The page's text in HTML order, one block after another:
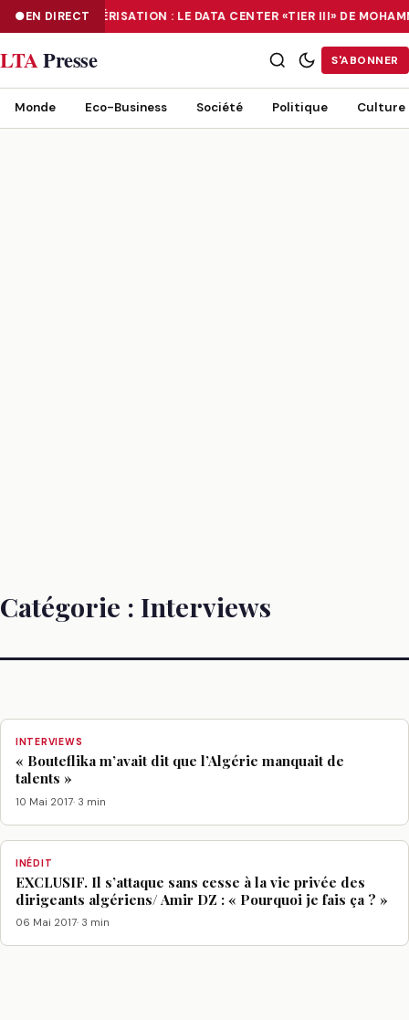
EN DIRECTNUMÉRISATION : LE DATA CENTER «TIER III» DE
NUMÉRISATION : LE DATA CENTER «TIER III» DE MOHAMMADIA, UN
LTAPresse S'ABONNER
Monde Eco-Business Société Politique Culture
Catégorie : Interviews
INTERVIEWS
« Bouteflika m’avait dit que l’Algérie manquait de
talents »
10 Mai 2017· 3 min
INÉDIT
EXCLUSIF. Il s’attaque sans cesse à la vie privée des
dirigeants algériens/ Amir DZ : « Pourquoi je fais ça ? »
06 Mai 2017· 3 min